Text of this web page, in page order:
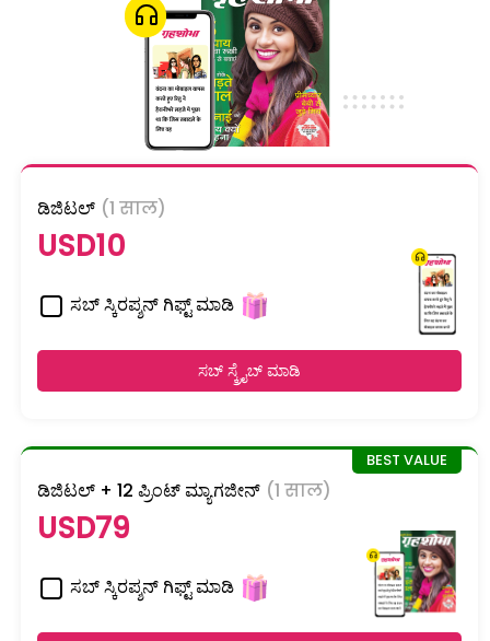
ಡಿಜಿಟಲ್ (1 साल)
USD10
ಸಬ್ ಸ್ಕಿರಪ್ಶನ್ ಗಿಫ್ಟ್ ಮಾಡಿ
ಸಬ್ ಸ್ಕ್ರೈಬ್ ಮಾಡಿ
ಡಿಜಿಟಲ್ + 12 ಪ್ರಿಂಟ್ ಮ್ಯಾಗಜೀನ್ (1 साल)
USD79
ಸಬ್ ಸ್ಕಿರಪ್ಶನ್ ಗಿಫ್ಟ್ ಮಾಡಿ